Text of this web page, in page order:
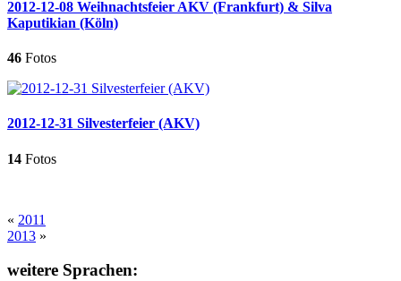
2012-12-08 Weihnachtsfeier AKV (Frankfurt) & Silva
Kaputikian (Köln)
46 Fotos
2012-12-31 Silvesterfeier (AKV)
14 Fotos
« 2011
2013 »
weitere Sprachen: